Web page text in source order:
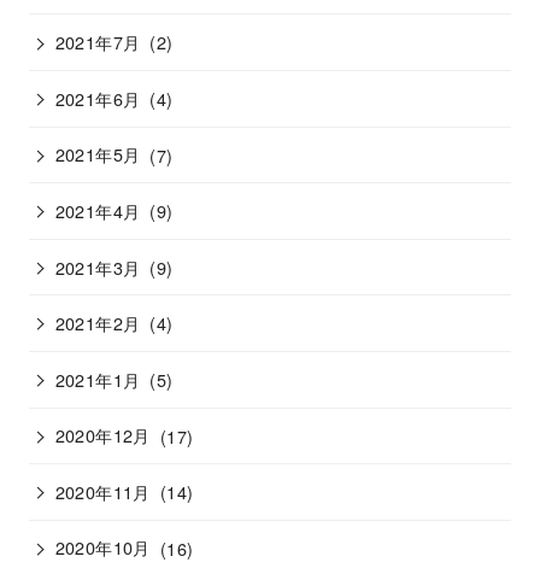
2021年7月 (2)
2021年6月 (4)
2021年5月 (7)
2021年4月 (9)
2021年3月 (9)
2021年2月 (4)
2021年1月 (5)
2020年12月 (17)
2020年11月 (14)
2020年10月 (16)